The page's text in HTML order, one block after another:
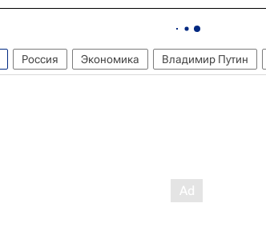
Россия Экономика Владимир Путин